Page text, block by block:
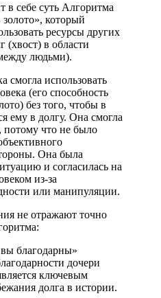
в себе суть Алгоритма
который
ресурсы других
(хвост) в области
людьми).
смогла использовать
(его способность
без того, чтобы в
ему в долгу. Она смогла
потому что не было
Она была
и согласилась на
из-за
или манипуляции.
не отражают точно
благодарны»
дочери
ключевым
долга в истории.